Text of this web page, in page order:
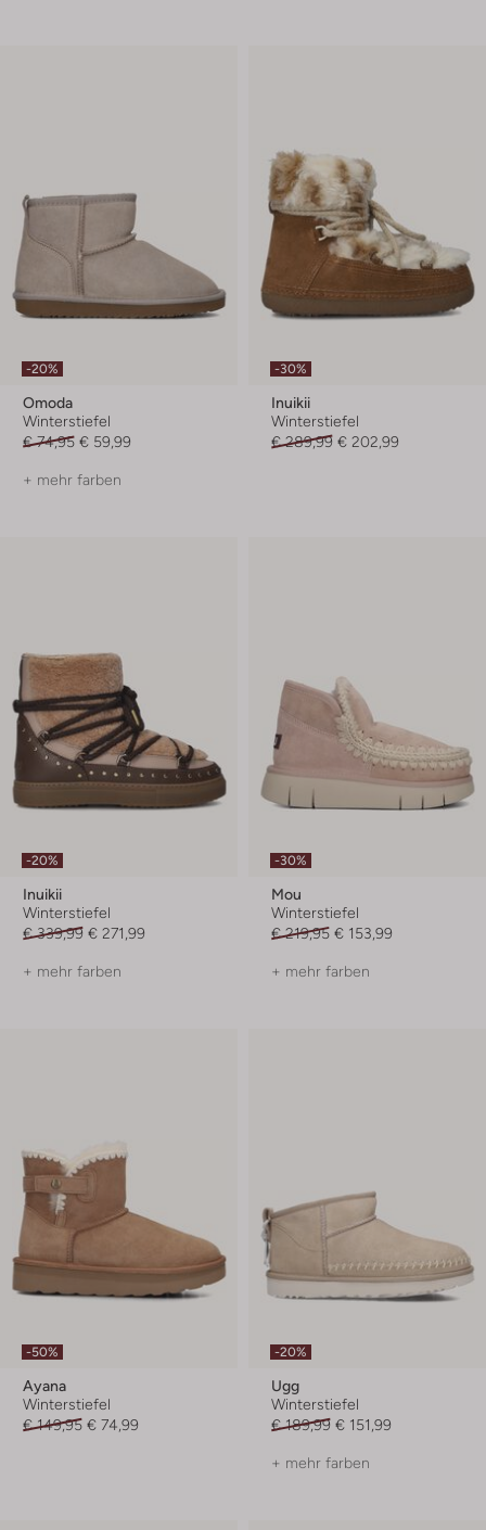
-20%
Omoda
Winterstiefel
€ 74,95 € 59,99
+ mehr farben
-30%
Inuikii
Winterstiefel
€ 289,99 € 202,99
-20%
Inuikii
Winterstiefel
€ 339,99 € 271,99
+ mehr farben
-30%
Mou
Winterstiefel
€ 219,95 € 153,99
+ mehr farben
-50%
Ayana
Winterstiefel
€ 149,95 € 74,99
-20%
Ugg
Winterstiefel
€ 189,99 € 151,99
+ mehr farben